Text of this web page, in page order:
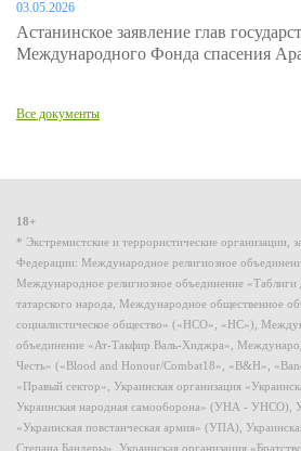
03.05.2026
Астанинское заявление глав
Международного Фонда спасения
Все документы
18+
* Экстремистские и террористические организации,
Федерации: Международное религиозное
Международное религиозное объединение
татарского народа, Международное общественное
социалистическое общество» («НСО», «НС»),
объединение «Ат-Такфир Валь-Хиджра»,
Честь» («Blood and Honour/Combat18», «B&H»,
«Правый сектор», Украинская организация
Украинская народная самооборона» (УНА - УНСО),
«Украинская повстанческая армия» (УПА),
Степана Бандеры», Украинская организация